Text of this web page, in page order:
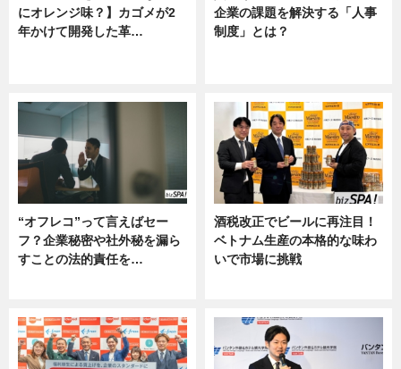
にオレンジ味？】カゴメが2
年かけて開発した革…
企業の課題を解決する「人事
制度」とは？
“オフレコ”って言えばセー
フ？企業秘密や社外秘を漏ら
すことの法的責任を…
酒税改正でビールに再注目！
ベトナム生産の本格的な味わ
いで市場に挑戦